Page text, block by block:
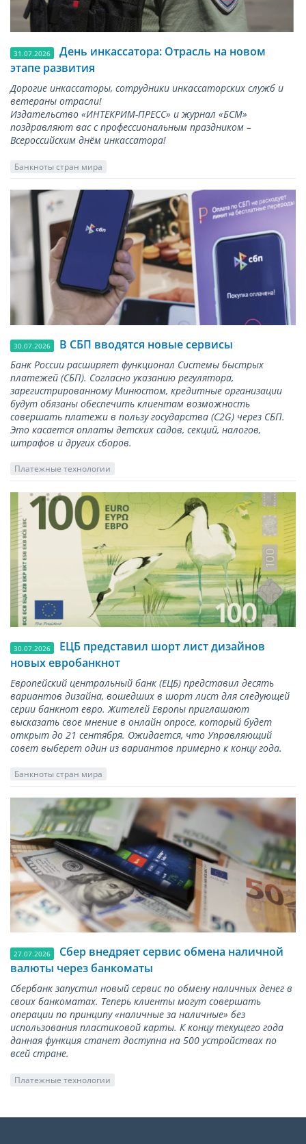
31.07.2026
День инкассатора: Отрасль на новом
этапе развития
Дорогие инкассаторы, сотрудники инкассаторских служб и
ветераны отрасли!
Издательство «ИНТЕКРИМ-ПРЕСС» и журнал «БСМ»
поздравляют вас с профессиональным праздником –
Всероссийским днём инкассатора!
Банкноты стран мира
30.07.2026 В СБП вводятся новые сервисы
Банк России расширяет функционал Системы быстрых
платежей (СБП). Согласно указанию регулятора,
зарегистрированному Минюстом, кредитные организации
будут обязаны обеспечить клиентам возможность
совершать платежи в пользу государства (С2G) через СБП.
Это касается оплаты детских садов, секций, налогов,
штрафов и других сборов.
Платежные технологии
30.07.2026
ЕЦБ представил шорт лист дизайнов
новых евробанкнот
Европейский центральный банк (ЕЦБ) представил десять
вариантов дизайна, вошедших в шорт лист для следующей
серии банкнот евро. Жителей Европы приглашают
высказать свое мнение в онлайн опросе, который будет
открыт до 21 сентября. Ожидается, что Управляющий
совет выберет один из вариантов примерно к концу года.
Банкноты стран мира
27.07.2026
Сбер внедряет сервис обмена наличной
валюты через банкоматы
Сбербанк запустил новый сервис по обмену наличных денег в
своих банкоматах. Теперь клиенты могут совершать
операции по принципу «наличные за наличные» без
использования пластиковой карты. К концу текущего года
данная функция станет доступна на 500 устройствах по
всей стране.
Платежные технологии